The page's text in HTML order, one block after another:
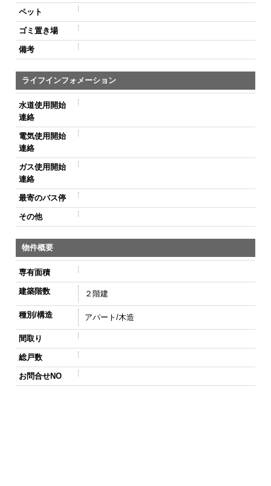
ペット
ゴミ置き場
備考
ライフインフォメーション
水道使用開始
連絡
電気使用開始
連絡
ガス使用開始
連絡
最寄のバス停
その他
物件概要
専有面積
建築階数 ２階建
種別/構造 アパート/木造
間取り
総戸数
お問合せNO